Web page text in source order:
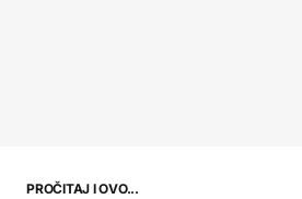
PROČITAJ I OVO...